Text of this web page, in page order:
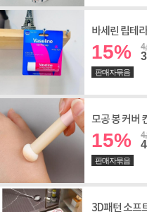
바세린 립테
15%
판매자묶음
모공 봉 커버
15%
판매자묶음
3D패턴 소프